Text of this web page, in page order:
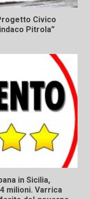
Civico
Pitrola”
in Sicilia,
milioni. Varrica